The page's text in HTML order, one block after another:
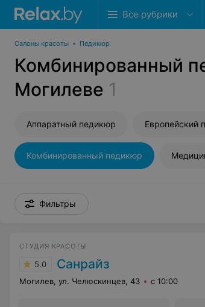
Все рубрики
Салоны красоты • Педикюр
Комбинированный
Могилеве 1
Аппаратный педикюр Европейский
Комбинированный педикюр
Фильтры
СТУДИЯ КРАСОТЫ
5.0 Санрайз
Могилев, ул. Челюскинцев, 43 с 10:00